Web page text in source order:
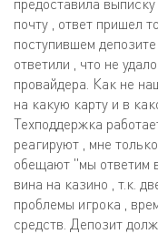
почту , ответ пришел
поступившем
ответили , что не
провайдера. Как не
на какую карту и в
Техподдержка
реагируют , мне
обещают "мы ответим
вина на казино , т.к.
проблемы игрока ,
средств. Депозит